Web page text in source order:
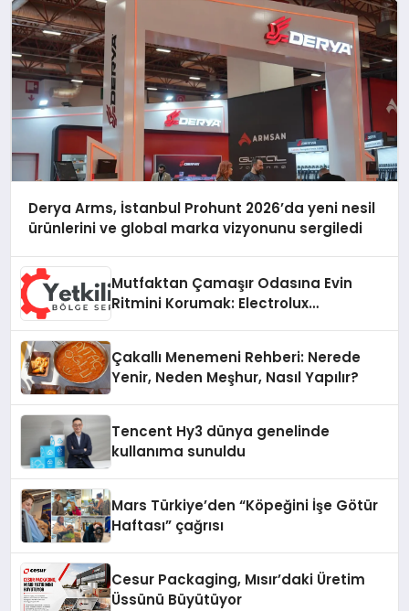
Derya Arms, İstanbul Prohunt 2026’da yeni nesil
ürünlerini ve global marka vizyonunu sergiledi
Mutfaktan Çamaşır Odasına Evin
Ritmini Korumak: Electrolux
Çakallı Menemeni Rehberi: Nerede
Yenir, Neden Meşhur, Nasıl Yapılır?
Tencent Hy3 dünya genelinde
kullanıma sunuldu
Mars Türkiye’den “Köpeğini İşe Götür
Haftası” çağrısı
Cesur Packaging, Mısır’daki Üretim
Üssünü Büyütüyor